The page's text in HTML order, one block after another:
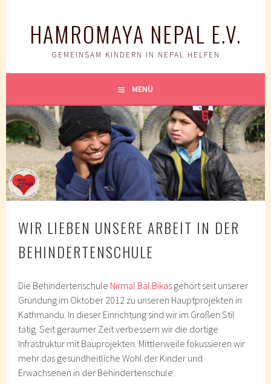
HAMROMAYA NEPAL E.V.
GEMEINSAM KINDERN IN NEPAL HELFEN
MENÜ
WIR LIEBEN UNSERE ARBEIT IN DER
BEHINDERTENSCHULE
Die Behindertenschule Nirmal Bal Bikas gehört seit unserer
Gründung im Oktober 2012 zu unseren Hauptprojekten in
Kathmandu. In dieser Einrichtung sind wir im Großen Stil
tätig. Seit geraumer Zeit verbessern wir die dortige
Infrastruktur mit Bauprojekten. Mittlerweile fokussieren wir
mehr das gesundheitliche Wohl der Kinder und
Erwachsenen in der Behindertenschule.